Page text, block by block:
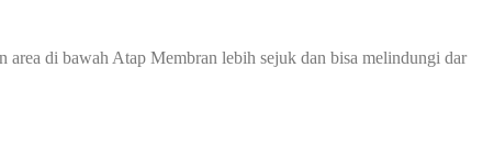
area di bawah Atap Membran lebih sejuk dan bisa melindungi dar